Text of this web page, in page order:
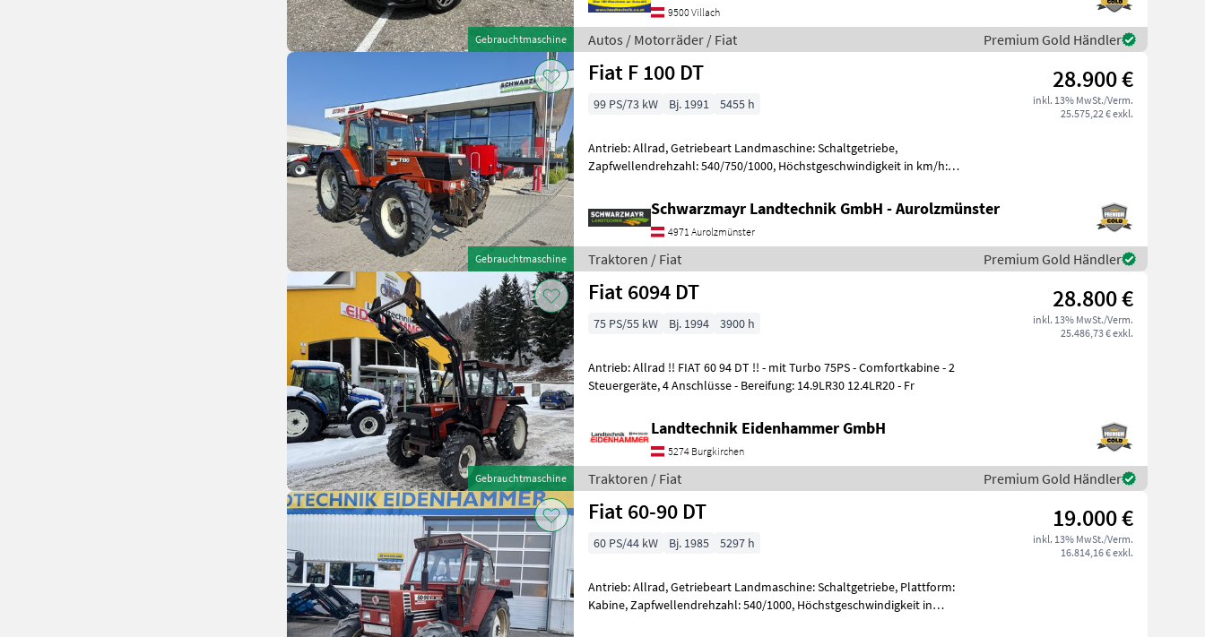
Gebrauchtmaschine
9500 Villach
Autos / Motorräder / Fiat Premium Gold Händler
Gebrauchtmaschine
Fiat F 100 DT 28.900 €
inkl. 13% MwSt./Verm.
25.575,22 € exkl.
99 PS/73 kW Bj. 1991 5455 h
Antrieb: Allrad, Getriebeart Landmaschine: Schaltgetriebe,
Zapfwellendrehzahl: 540/750/1000, Höchstgeschwindigkeit in km/h:
Schwarzmayr Landtechnik GmbH - Aurolzmünster
4971 Aurolzmünster
Traktoren / Fiat Premium Gold Händler
Gebrauchtmaschine
Fiat 6094 DT 28.800 €
inkl. 13% MwSt./Verm.
25.486,73 € exkl.
75 PS/55 kW Bj. 1994 3900 h
Antrieb: Allrad !! FIAT 60 94 DT !! - mit Turbo 75PS - Comfortkabine - 2
Steuergeräte, 4 Anschlüsse - Bereifung: 14.9LR30 12.4LR20 - Fr
Landtechnik Eidenhammer GmbH
5274 Burgkirchen
Traktoren / Fiat Premium Gold Händler
Fiat 60-90 DT 19.000 €
inkl. 13% MwSt./Verm.
16.814,16 € exkl.
60 PS/44 kW Bj. 1985 5297 h
Antrieb: Allrad, Getriebeart Landmaschine: Schaltgetriebe, Plattform:
Kabine, Zapfwellendrehzahl: 540/1000, Höchstgeschwindigkeit in